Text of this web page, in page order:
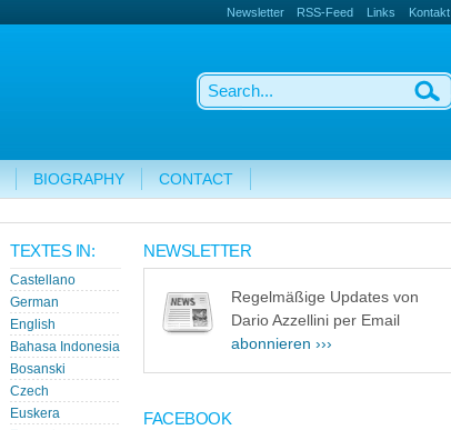
Newsletter RSS-Feed Links Kontakt
BIOGRAPHY CONTACT
TEXTES IN:
Castellano
German
English
Bahasa Indonesia
Bosanski
Czech
Euskera
NEWSLETTER
Regelmäßige Updates von
Dario Azzellini per Email
abonnieren ›››
FACEBOOK